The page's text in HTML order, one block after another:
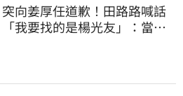
突向姜厚任道歉！田路路喊話
「我要找的是楊光友」：當時